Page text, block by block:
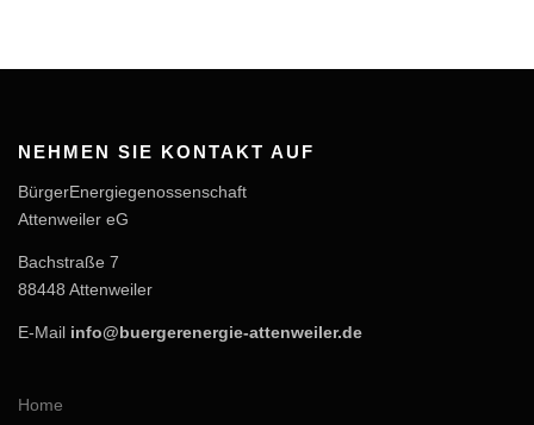
NEHMEN SIE KONTAKT AUF
BürgerEnergiegenossenschaft
Attenweiler eG
Bachstraße 7
88448 Attenweiler
E-Mail info@buergerenergie-attenweiler.de
Home